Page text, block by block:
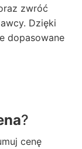
zwróć
Dzięki
dopasowane
?
cenę